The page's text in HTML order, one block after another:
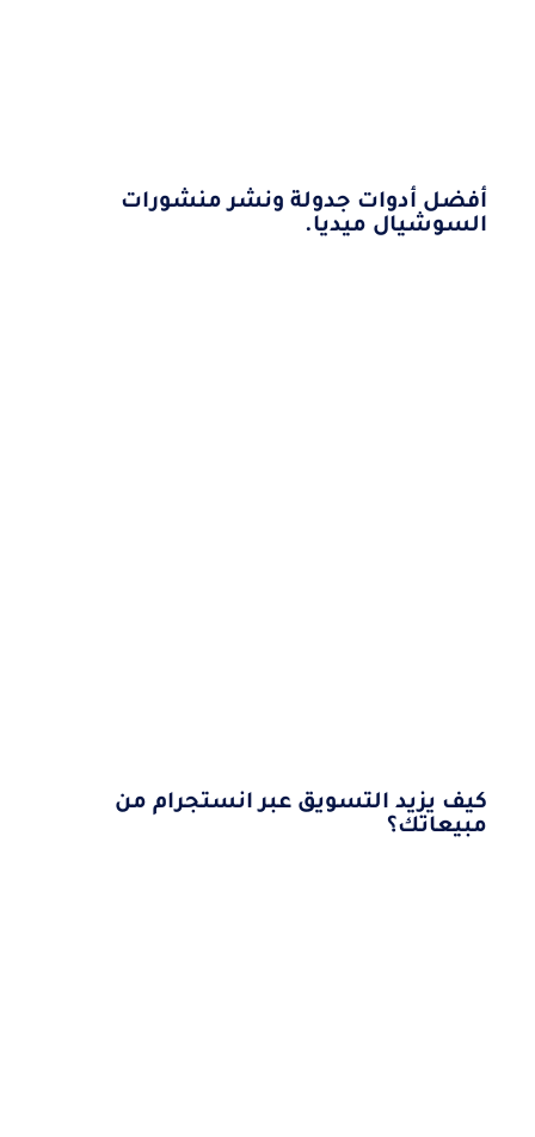
أفضل أدوات جدولة ونشر منشورات
السوشيال ميديا.
كيف يزيد التسويق عبر انستجرام من
مبيعاتك؟